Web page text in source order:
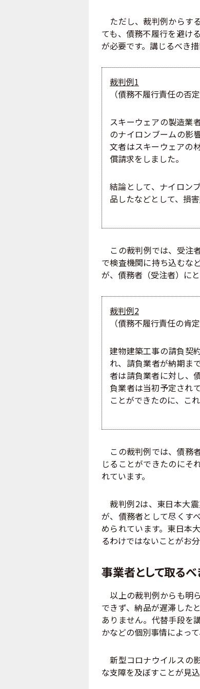
ただし、裁判例からす
ても、債務不履行を避け
が必要です。講じるべき
裁判例1
（債務不履行責任の否
スキーウェアの製造業
のナイロンブームの影
文者はスキーウェアの
償請求をしました。
結論として、ナイロン
品したなどとして、損
この裁判例では、受注
で検査機関に持ち込むな
が、債務者（受注者）に
裁判例2
（債務不履行責任の肯
建物建築工事の請負契
れ、請負業者が納期ま
者は請負業者に対し、
負業者は当初予定され
ことができたのに、こ
この裁判例では、債務
じることができたのにそ
れています。
裁判例2は、東日本大
が、債務者として尽くす
められています。東日本
るわけではないことがお
事業者として取る
以上の裁判例からも明
できず、納品が遅滞した
ありません。代替手段を
かなどの個別事情によっ
新型コロナウイルスの
な支障を及ぼすことが見込